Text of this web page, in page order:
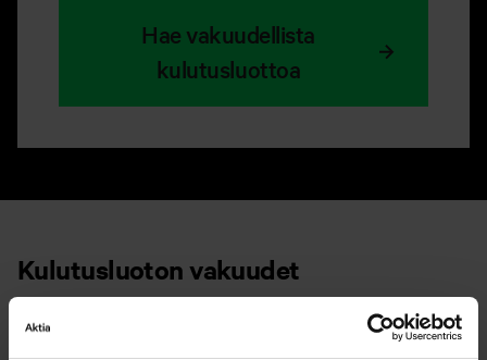
Hae vakuudellista
kulutusluottoa
Kulutusluoton vakuudet
Lainan vakuudella tarkoitetaan omaisuutta, jonka